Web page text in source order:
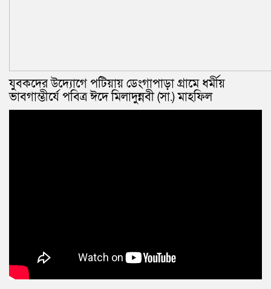
যুবকদের উদ্যোগে পটিয়ায় ডেংগাপাড়া গ্রামে ধর্মীয়
ভাবগাম্ভীর্যে পবিত্র ঈদে মিলাদুন্নবী (সা.) মাহফিল